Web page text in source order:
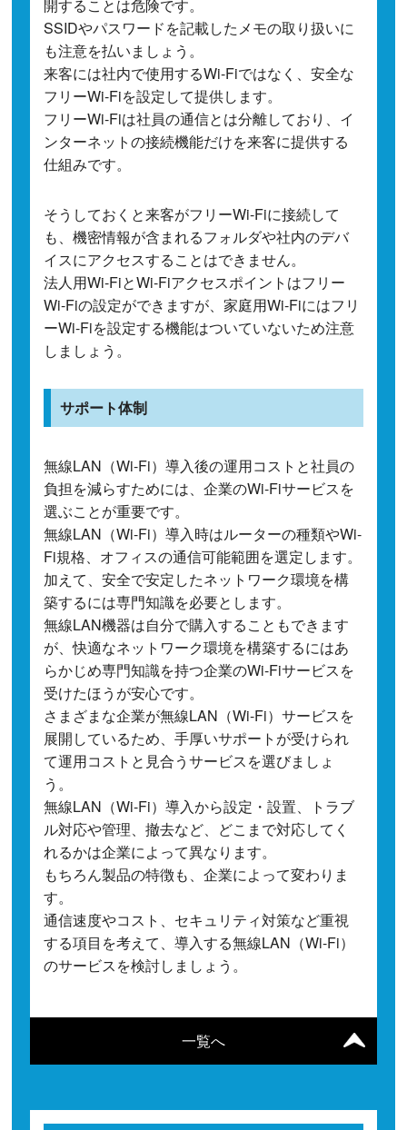
一覧へ
開することは危険です。
SSIDやパスワードを記載したメモの取り扱いに
も注意を払いましょう。
来客には社内で使用するWi-Fiではなく、安全な
フリーWi-Fiを設定して提供します。
フリーWi-Fiは社員の通信とは分離しており、イ
ンターネットの接続機能だけを来客に提供する
仕組みです。
そうしておくと来客がフリーWi-Fiに接続して
も、機密情報が含まれるフォルダや社内のデバ
イスにアクセスすることはできません。
法人用Wi-FiとWi-Fiアクセスポイントはフリー
Wi-Fiの設定ができますが、家庭用Wi-Fiにはフリ
ーWi-Fiを設定する機能はついていないため注意
しましょう。
サポート体制
無線LAN（Wi-Fi）導入後の運用コストと社員の
負担を減らすためには、企業のWi-Fiサービスを
選ぶことが重要です。
無線LAN（Wi-Fi）導入時はルーターの種類やWi-
Fi規格、オフィスの通信可能範囲を選定します。
加えて、安全で安定したネットワーク環境を構
築するには専門知識を必要とします。
無線LAN機器は自分で購入することもできます
が、快適なネットワーク環境を構築するにはあ
らかじめ専門知識を持つ企業のWi-Fiサービスを
受けたほうが安心です。
さまざまな企業が無線LAN（Wi-Fi）サービスを
展開しているため、手厚いサポートが受けられ
て運用コストと見合うサービスを選びましょ
う。
無線LAN（Wi-Fi）導入から設定・設置、トラブ
ル対応や管理、撤去など、どこまで対応してく
れるかは企業によって異なります。
もちろん製品の特徴も、企業によって変わりま
す。
通信速度やコスト、セキュリティ対策など重視
する項目を考えて、導入する無線LAN（Wi-Fi）
のサービスを検討しましょう。